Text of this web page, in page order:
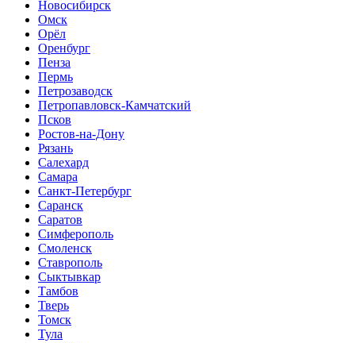
Новосибирск
Омск
Орёл
Оренбург
Пенза
Пермь
Петрозаводск
Петропавловск-Камчатский
Псков
Ростов-на-Дону
Рязань
Салехард
Самара
Санкт-Петербург
Саранск
Саратов
Симферополь
Смоленск
Ставрополь
Сыктывкар
Тамбов
Тверь
Томск
Тула